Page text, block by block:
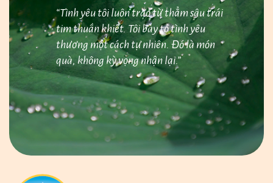
“Tình yêu tôi luôn trào từ thẳm sâu trái
tim thuần khiết. Tôi bày tỏ tình yêu
thương một cách tự nhiên. Đó là món
quà, không kỳ vọng nhận lại.”